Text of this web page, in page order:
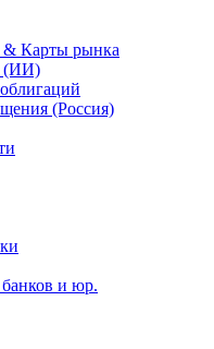
журнал
Карты рынка
(Россия)